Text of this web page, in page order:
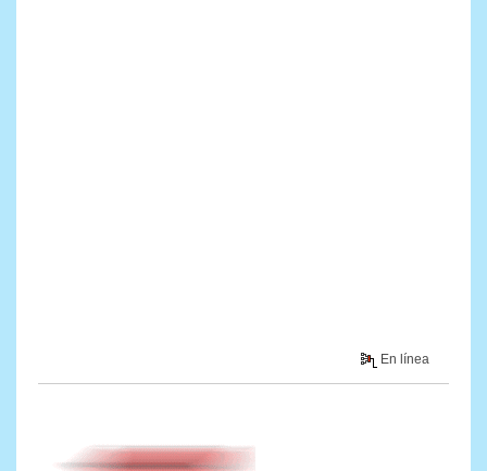
En línea